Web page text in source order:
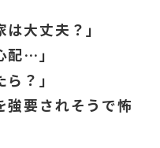
は大丈夫？」
配…」
？」
強要されそうで怖